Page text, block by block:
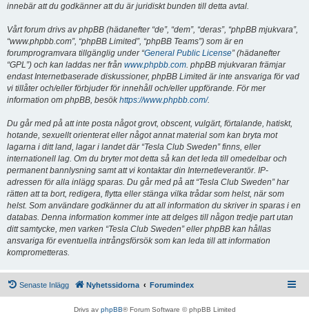
innebär att du godkänner att du är juridiskt bunden till detta avtal.
Vårt forum drivs av phpBB (hädanefter “de”, “dem”, “deras”, “phpBB mjukvara”,
“www.phpbb.com”, “phpBB Limited”, “phpBB Teams”) som är en
forumprogramvara tillgänglig under “General Public License” (hädanefter
“GPL”) och kan laddas ner från www.phpbb.com. phpBB mjukvaran främjar
endast Internetbaserade diskussioner, phpBB Limited är inte ansvariga för vad
vi tillåter och/eller förbjuder för innehåll och/eller uppförande. För mer
information om phpBB, besökhttps://www.phpbb.com/.
Du går med på att inte posta något grovt, obscent, vulgärt, förtalande, hatiskt,
hotande, sexuellt orienterat eller något annat material som kan bryta mot
lagarna i ditt land, lagar i landet där “Tesla Club Sweden” finns, eller
internationell lag. Om du bryter mot detta så kan det leda till omedelbar och
permanent bannlysning samt att vi kontaktar din Internetleverantör. IP-
adressen för alla inlägg sparas. Du går med på att “Tesla Club Sweden” har
rätten att ta bort, redigera, flytta eller stänga vilka trådar som helst, när som
helst. Som användare godkänner du att all information du skriver in sparas i en
databas. Denna information kommer inte att delges till någon tredje part utan
ditt samtycke, men varken “Tesla Club Sweden” eller phpBB kan hållas
ansvariga för eventuella intrångsförsök som kan leda till att information
komprometteras.
Senaste Inlägg Nyhetssidorna Forumindex
Drivs av phpBB® Forum Software © phpBB Limited